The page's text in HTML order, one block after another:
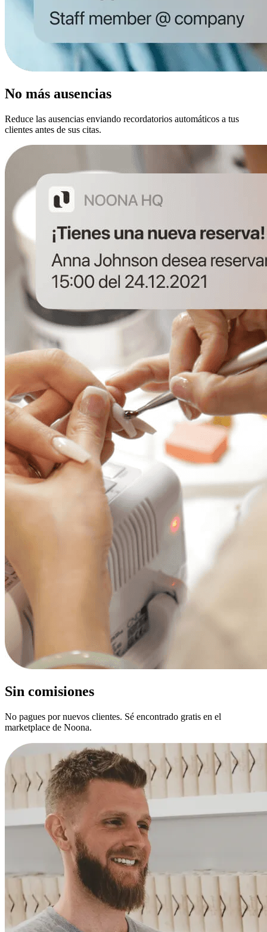
No más ausencias
Reduce las ausencias enviando recordatorios automáticos a tus
clientes antes de sus citas.
Sin comisiones
No pagues por nuevos clientes. Sé encontrado gratis en el
marketplace de Noona.